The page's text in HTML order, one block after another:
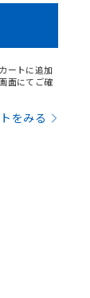
ートに追加
面にてご確
をみる